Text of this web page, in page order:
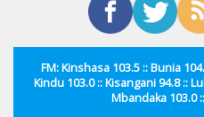
FM: Kinshasa 103.5 :: Bunia
Kindu 103.0 :: Kisangani 94.8 ::
Mbandaka 103.0